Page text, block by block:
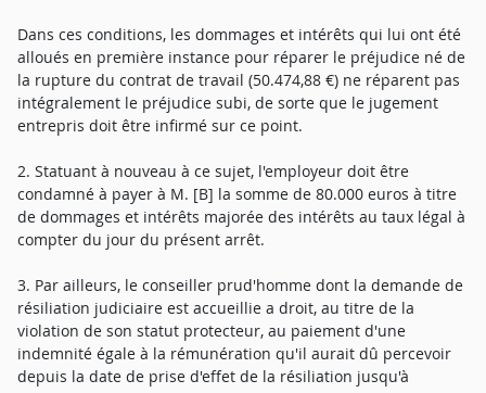
Dans ces conditions, les dommages et intérêts qui lui ont été
alloués en première instance pour réparer le préjudice né de
la rupture du contrat de travail (50.474,88 €) ne réparent pas
intégralement le préjudice subi, de sorte que le jugement
entrepris doit être infirmé sur ce point.
2. Statuant à nouveau à ce sujet, l'employeur doit être
condamné à payer à M. [B] la somme de 80.000 euros à titre
de dommages et intérêts majorée des intérêts au taux légal à
compter du jour du présent arrêt.
3. Par ailleurs, le conseiller prud'homme dont la demande de
résiliation judiciaire est accueillie a droit, au titre de la
violation de son statut protecteur, au paiement d'une
indemnité égale à la rémunération qu'il aurait dû percevoir
depuis la date de prise d'effet de la résiliation jusqu'à